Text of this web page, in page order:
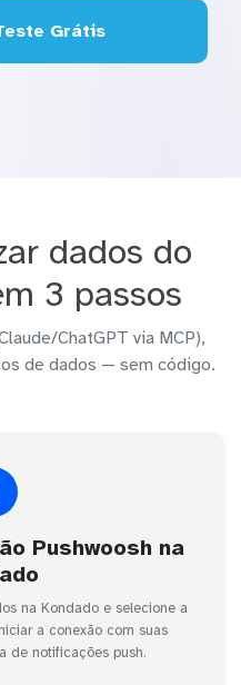
Grátis
dados do
3 passos
ChatGPT via MCP),
de dados — sem código.
Pushwoosh na
na Kondado e selecione a
a conexão com suas
de notificações push.